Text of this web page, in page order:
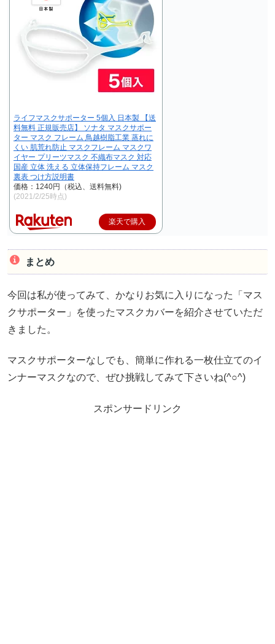
ライフマスクサポーター 5個入 日本製 【送
料無料 正規販売店】 ソナタ マスクサポー
ター マスク フレーム 鳥越樹脂工業 蒸れに
くい 肌荒れ防止 マスクフレーム マスクワ
イヤー プリーツマスク 不織布マスク 対応
国産 立体 洗える 立体保持フレーム マスク
裏表 つけ方説明書
価格：1240円（税込、送料無料)
(2021/2/25時点)
楽天で購入
まとめ
今回は私が使ってみて、かなりお気に入りになった「マス
クサポーター」を使ったマスクカバーを紹介させていただ
きました。
マスクサポーターなしでも、簡単に作れる一枚仕立てのイ
ンナーマスクなので、ぜひ挑戦してみて下さいね(^○^)
スポンサードリンク